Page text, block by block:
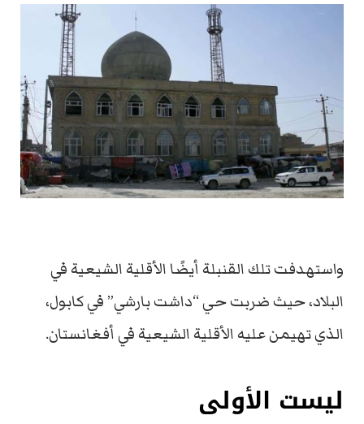
واستهدفت تلك القنبلة أيضًا الأقلية الشيعية في
البلاد، حيث ضربت حي “داشت بارشي” في كابول،
الذي تهيمن عليه الأقلية الشيعية في أفغانستان.
ليست الأولى